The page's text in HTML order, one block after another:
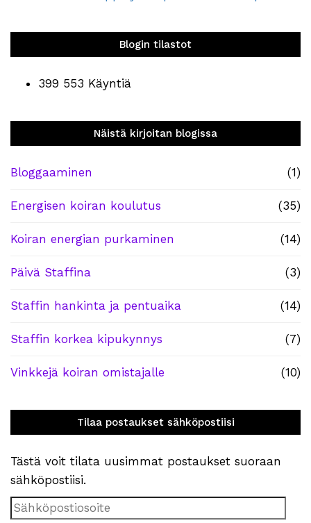
Blogin tilastot
399 553 Käyntiä
Näistä kirjoitan blogissa
Bloggaaminen (1)
Energisen koiran koulutus (35)
Koiran energian purkaminen (14)
Päivä Staffina (3)
Staffin hankinta ja pentuaika (14)
Staffin korkea kipukynnys (7)
Vinkkejä koiran omistajalle (10)
Tilaa postaukset sähköpostiisi
Tästä voit tilata uusimmat postaukset suoraan
sähköpostiisi.
Sähköpostiosoite